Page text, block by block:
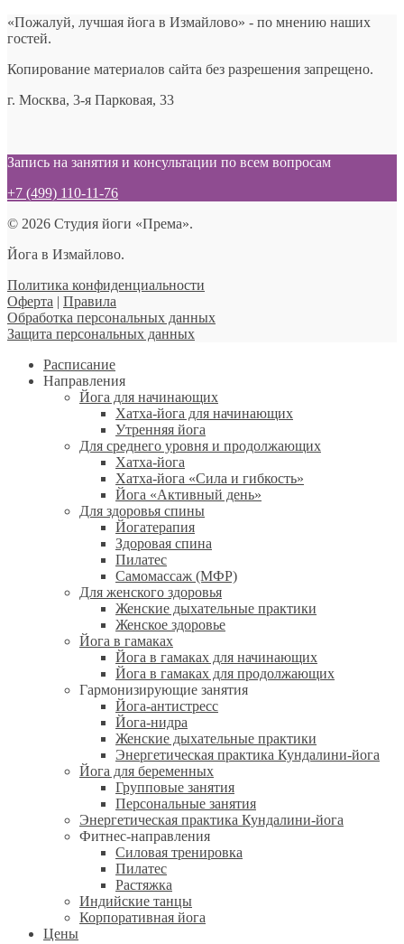
«Пожалуй, лучшая йога в Измайлово» - по мнению наших
гостей.
Копирование материалов сайта без разрешения запрещено.
г. Москва, 3-я Парковая, 33
Запись на занятия и консультации по всем вопросам
+7 (499) 110-11-76
© 2026 Студия йоги «Према».
Йога в Измайлово.
Политика конфиденциальности
Оферта | Правила
Обработка персональных данных
Защита персональных данных
Расписание
Направления
Йога для начинающих
Хатха-йога для начинающих
Утренняя йога
Для среднего уровня и продолжающих
Хатха-йога
Хатха-йога «Сила и гибкость»
Йога «Активный день»
Для здоровья спины
Йогатерапия
Здоровая спина
Пилатес
Самомассаж (МФР)
Для женского здоровья
Женские дыхательные практики
Женское здоровье
Йога в гамаках
Йога в гамаках для начинающих
Йога в гамаках для продолжающих
Гармонизирующие занятия
Йога-антистресс
Йога-нидра
Женские дыхательные практики
Энергетическая практика Кундалини-йога
Йога для беременных
Групповые занятия
Персональные занятия
Энергетическая практика Кундалини-йога
Фитнес-направления
Силовая тренировка
Пилатес
Растяжка
Индийские танцы
Корпоративная йога
Цены